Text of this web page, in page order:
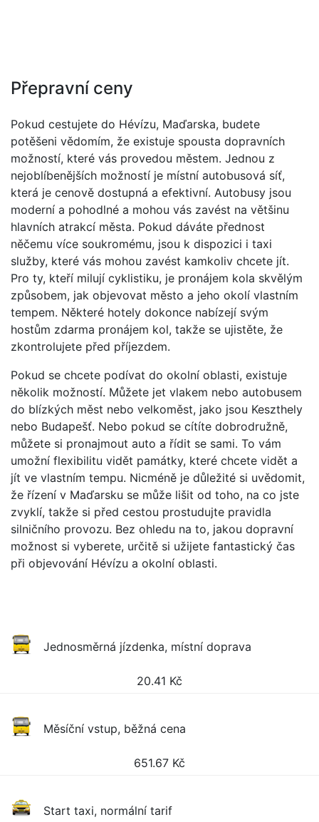
Přepravní ceny
Pokud cestujete do Hévízu, Maďarska, budete
potěšeni vědomím, že existuje spousta dopravních
možností, které vás provedou městem. Jednou z
nejoblíbenějších možností je místní autobusová síť,
která je cenově dostupná a efektivní. Autobusy jsou
moderní a pohodlné a mohou vás zavést na většinu
hlavních atrakcí města. Pokud dáváte přednost
něčemu více soukromému, jsou k dispozici i taxi
služby, které vás mohou zavést kamkoliv chcete jít.
Pro ty, kteří milují cyklistiku, je pronájem kola skvělým
způsobem, jak objevovat město a jeho okolí vlastním
tempem. Některé hotely dokonce nabízejí svým
hostům zdarma pronájem kol, takže se ujistěte, že
zkontrolujete před příjezdem.
Pokud se chcete podívat do okolní oblasti, existuje
několik možností. Můžete jet vlakem nebo autobusem
do blízkých měst nebo velkoměst, jako jsou Keszthely
nebo Budapešť. Nebo pokud se cítíte dobrodružně,
můžete si pronajmout auto a řídit se sami. To vám
umožní flexibilitu vidět památky, které chcete vidět a
jít ve vlastním tempu. Nicméně je důležité si uvědomit,
že řízení v Maďarsku se může lišit od toho, na co jste
zvyklí, takže si před cestou prostudujte pravidla
silničního provozu. Bez ohledu na to, jakou dopravní
možnost si vyberete, určitě si užijete fantastický čas
při objevování Hévízu a okolní oblasti.
Jednosměrná jízdenka, místní doprava
20.41 Kč
Měsíční vstup, běžná cena
651.67 Kč
Start taxi, normální tarif